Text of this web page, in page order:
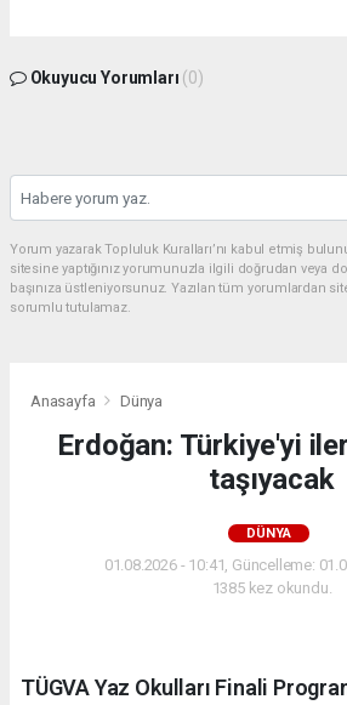
Okuyucu Yorumları (0)
Yorum yazarak Topluluk Kuralları’nı kabul etmiş
sitesine yaptığınız yorumunuzla ilgili doğrudan veya
başınıza üstleniyorsunuz. Yazılan tüm yorumlardan
sorumlu tutulamaz.
Anasayfa Dünya
Erdoğan: Türkiye'yi
taşıyacak
DÜNYA
01.08.2026 - 10:41, Güncelleme:
1385 kez okundu.
TÜGVA Yaz Okulları Finali